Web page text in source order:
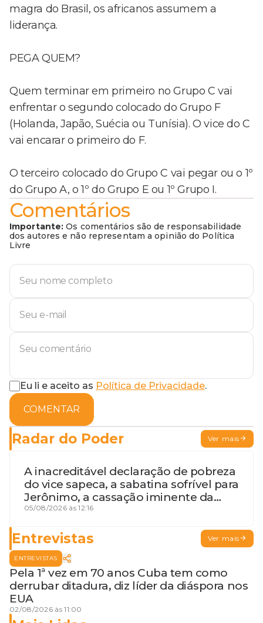
magra do Brasil, os africanos assumem a
liderança.
PEGA QUEM?
Quem terminar em primeiro no Grupo C vai
enfrentar o segundo colocado do Grupo F
(Holanda, Japão, Suécia ou Tunísia). O vice do C
vai encarar o primeiro do F.
O terceiro colocado do Grupo C vai pegar ou o 1º
do Grupo A, o 1º do Grupo E ou 1º Grupo I.
Comentários
Importante: Os comentários são de responsabilidade
dos autores e não representam a opinião do Política
Livre
Eu li e aceito as Política de Privacidade.
COMENTAR
Radar do Poder Ver mais
A inacreditável declaração de pobreza
do vice sapeca, a sabatina sofrível para
Jerônimo, a cassação iminente da
desembargadora e a vaga do Quinto
05/08/2026 às 12:16
Entrevistas Ver mais
ENTREVISTAS
Pela 1ª vez em 70 anos Cuba tem como
derrubar ditadura, diz líder da diáspora nos
EUA
02/08/2026 às 11:00